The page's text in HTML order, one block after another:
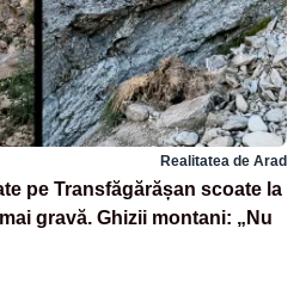
Realitatea de Arad
pe Transfăgărășan scoate la
gravă. Ghizii montani: „Nu